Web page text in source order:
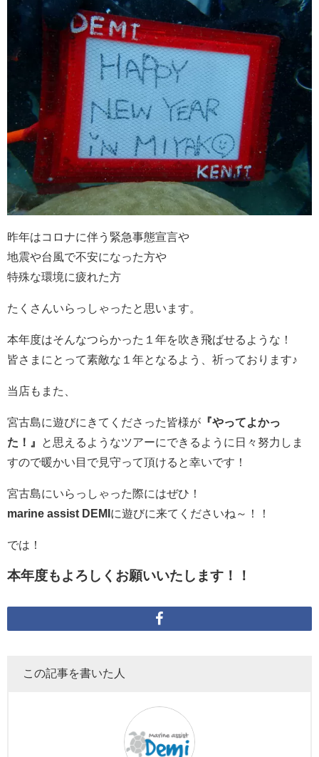
昨年はコロナに伴う緊急事態宣言や
地震や台風で不安になった方や
特殊な環境に疲れた方
たくさんいらっしゃったと思います。
本年度はそんなつらかった１年を吹き飛ばせるような！
皆さまにとって素敵な１年となるよう、祈っております♪
当店もまた、
宮古島に遊びにきてくださった皆様が 『やってよかっ
た！』
と思えるようなツアーにできるように日々努力しま
すので暖かい目で見守って頂けると幸いです！
宮古島にいらっしゃった際にはぜひ！
marine assist DEMI に遊びに来てくださいね～！！
では！
本年度もよろしくお願いいたします！！
この記事を書いた人